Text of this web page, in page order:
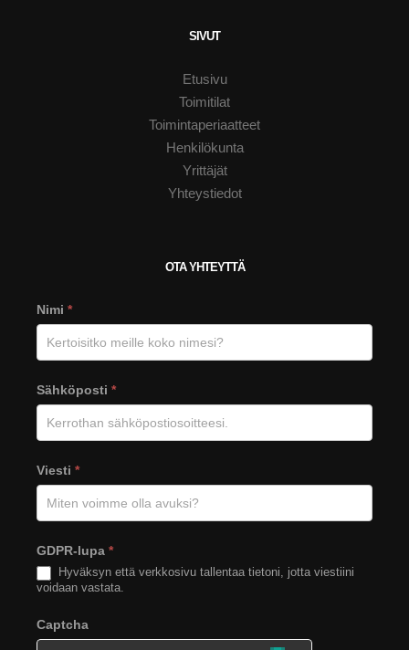
SIVUT
Etusivu
Toimitilat
Toimintaperiaatteet
Henkilökunta
Yrittäjät
Yhteystiedot
OTA YHTEYTTÄ
Viesti
Tähkän
verkkosivuilta
Nimi *
Sähköposti *
Viesti *
GDPR-lupa *
voidaan vastata.
Captcha